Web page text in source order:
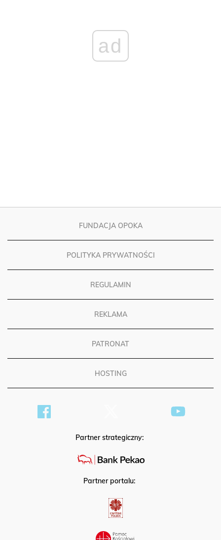
FUNDACJA OPOKA
POLITYKA PRYWATNOŚCI
REGULAMIN
REKLAMA
PATRONAT
HOSTING
Partner strategiczny:
Partner portalu: